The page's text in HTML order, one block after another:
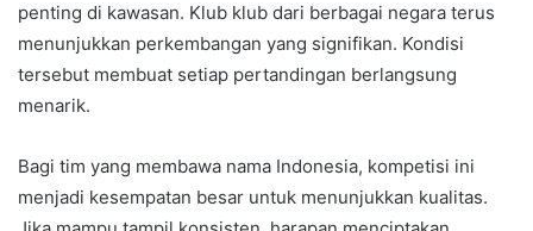
penting di kawasan. Klub klub dari berbagai negara terus
menunjukkan perkembangan yang signifikan. Kondisi
tersebut membuat setiap pertandingan berlangsung
menarik.
Bagi tim yang membawa nama Indonesia, kompetisi ini
menjadi kesempatan besar untuk menunjukkan kualitas.